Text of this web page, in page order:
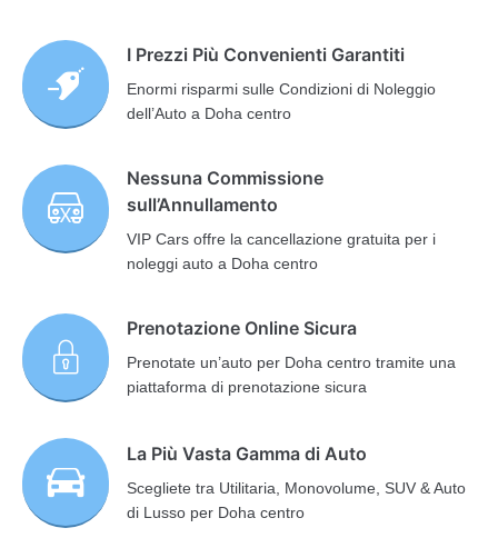
I Prezzi Più Convenienti Garantiti
Enormi risparmi sulle Condizioni di Noleggio
dell’Auto a Doha centro
Nessuna Commissione
sull’Annullamento
VIP Cars offre la cancellazione gratuita per i
noleggi auto a Doha centro
Prenotazione Online Sicura
Prenotate un’auto per Doha centro tramite una
piattaforma di prenotazione sicura
La Più Vasta Gamma di Auto
Scegliete tra Utilitaria, Monovolume, SUV & Auto
di Lusso per Doha centro